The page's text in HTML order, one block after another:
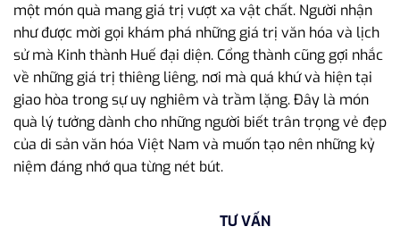
một món quà mang giá trị vượt xa vật chất. Người nhận
như được mời gọi khám phá những giá trị văn hóa và lịch
sử mà Kinh thành Huế đại diện. Cổng thành cũng gợi nhắc
về những giá trị thiêng liêng, nơi mà quá khứ và hiện tại
giao hòa trong sự uy nghiêm và trầm lặng. Đây là món
quà lý tưởng dành cho những người biết trân trọng vẻ đẹp
của di sản văn hóa Việt Nam và muốn tạo nên những kỷ
niệm đáng nhớ qua từng nét bút.
TƯ VẤN